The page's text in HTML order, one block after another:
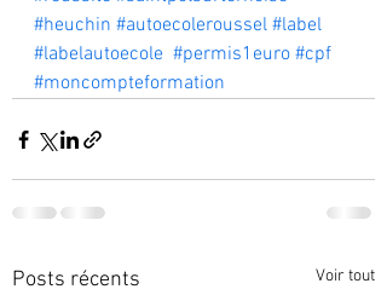
#heuchin #autoecoleroussel #label
#labelautoecole #permis1euro #cpf
#moncompteformation
Posts récents Voir tout